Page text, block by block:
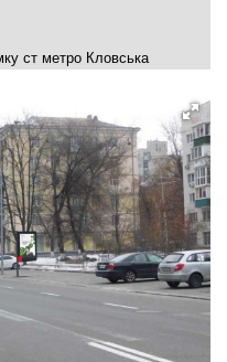
ст метро Кловська